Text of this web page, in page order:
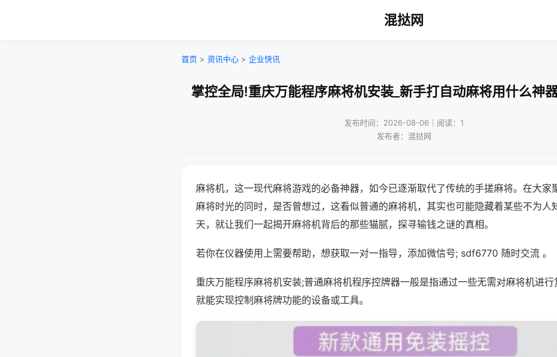
混挞网
首页 > 资讯中心 > 企业快讯
掌控全局!重庆万能程序麻将机安装_新手打自动麻将用什么神
发布时间：2026-08-06｜阅读：1
发布者：混挞网
麻将机，这一现代麻将游戏的必备神器，如今已逐渐取代了传统的手搓麻将。在大家
麻将时光的同时，是否曾想过，这看似普通的麻将机，其实也可能隐藏着某些不为人
天，就让我们一起揭开麻将机背后的那些猫腻，探寻输钱之谜的真相。
若你在仪器使用上需要帮助，想获取一对一指导，添加微信号; sdf6770 随时交流 。
重庆万能程序麻将机安装;普通麻将机程序控牌器一般是指通过一些无需对麻将机进
就能实现控制麻将牌功能的设备或工具。